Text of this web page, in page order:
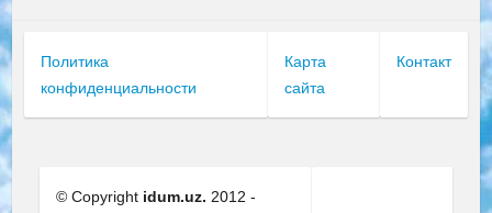
Политика
конфиденциальности
Карта
сайта
Контакт
© Copyright idum.uz. 2012 -